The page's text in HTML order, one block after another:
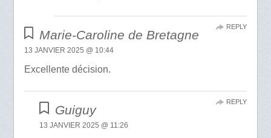
Marie-Caroline de Bretagne
13 JANVIER 2025 @ 10:44
Excellente décision.
REPLY
Guiguy
13 JANVIER 2025 @ 11:26
REPLY